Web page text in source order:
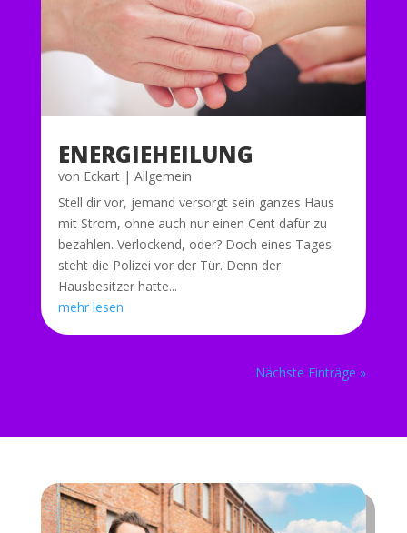
ENERGIEHEILUNG
von Eckart| Allgemein
Stell dir vor, jemand versorgt sein ganzes Haus
mit Strom, ohne auch nur einen Cent dafür zu
bezahlen. Verlockend, oder? Doch eines Tages
steht die Polizei vor der Tür. Denn der
Hausbesitzer hatte...
mehr lesen
Nächste Einträge »